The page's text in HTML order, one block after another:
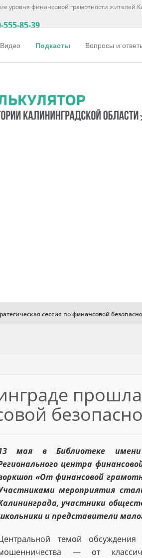
уровня финансовой грамотности жителей
555-85-39
Видео Подкасты Вопросы и
сессия по финансовой
прошла
мая в Библиотеке
центра
«От финансовой
мероприятия
участники
и представители
темой
— от